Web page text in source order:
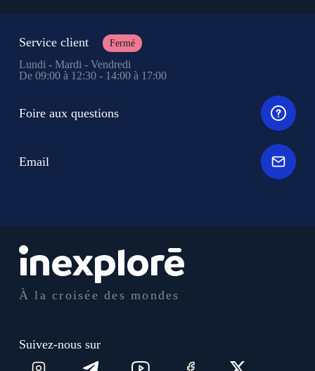
À la croisée des mondes
Suivez-nous sur
Service client Fermé
Lundi - Mardi - Vendredi
De 09:00 à 12:30 - 14:00 à 17:00
Foire aux questions
Email